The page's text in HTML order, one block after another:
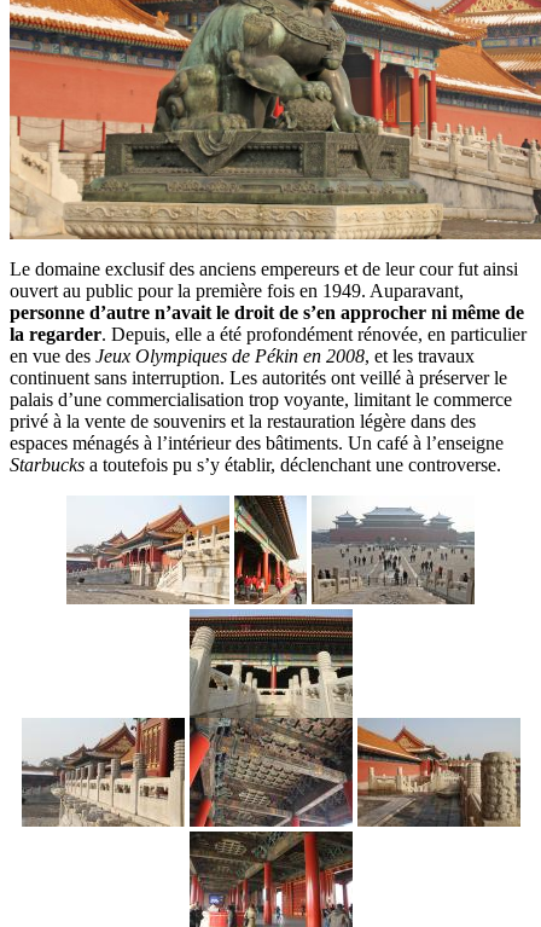
Le domaine exclusif des anciens empereurs et de leur cour fut ainsi
ouvert au public pour la première fois en 1949. Auparavant,
personne d’autre n’avait le droit de s’en approcher ni même de
la regarder. Depuis, elle a été profondément rénovée, en particulier
en vue des Jeux Olympiques de Pékin en 2008, et les travaux
continuent sans interruption. Les autorités ont veillé à préserver le
palais d’une commercialisation trop voyante, limitant le commerce
privé à la vente de souvenirs et la restauration légère dans des
espaces ménagés à l’intérieur des bâtiments. Un café à l’enseigne
Starbucks a toutefois pu s’y établir, déclenchant une controverse.